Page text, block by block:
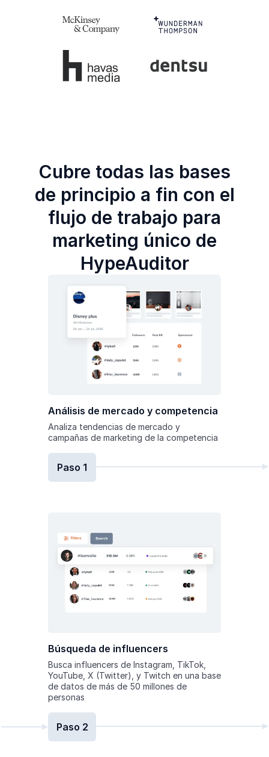
Cubre todas las bases
de principio a fin con el
flujo de trabajo para
marketing único de
HypeAuditor
Búsqueda de influencers
Busca influencers de Instagram, TikTok,
YouTube, X (Twitter), y Twitch en una base
de datos de más de 50 millones de
personas
Paso 2
Análisis de mercado y competencia
Analiza tendencias de mercado y
campañas de marketing de la competencia
Paso 1